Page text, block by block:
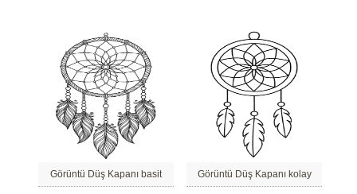
Görüntü Düş Kapanı basit Görüntü Düş Kapanı kolay